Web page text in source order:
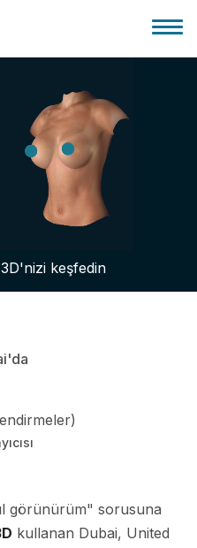
keşfedin
görünürüm" sorusuna
kullanan Dubai, United